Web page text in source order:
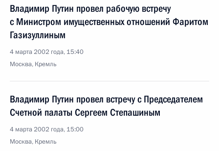
Владимир Путин провел рабочую встречу
с Министром имущественных отношений Фаритом
Газизуллиным
4 марта 2002 года, 15:40
Москва, Кремль
Владимир Путин провел встречу с Председателем
Счетной палаты Сергеем Степашиным
4 марта 2002 года, 15:00
Москва, Кремль